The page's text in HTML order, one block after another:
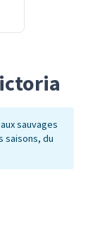
sauvages
saisons, du